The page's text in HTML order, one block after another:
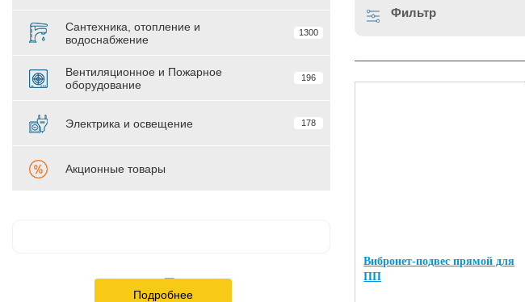
Сантехника, отопление и
водоснабжение
1300
Вентиляционное и Пожарное
оборудование
196
Электрика и освещение 178
Акционные товары
Подробнее
Фильтр
Вибронет-подвес прямой для
ПП